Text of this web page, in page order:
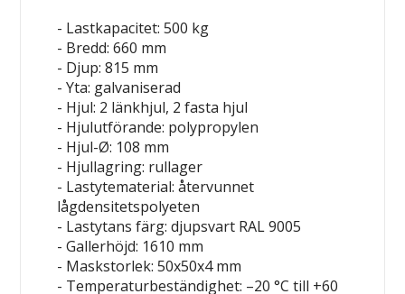
- Lastkapacitet: 500 kg
- Bredd: 660 mm
- Djup: 815 mm
- Yta: galvaniserad
- Hjul: 2 länkhjul, 2 fasta hjul
- Hjulutförande: polypropylen
- Hjul-Ø: 108 mm
- Hjullagring: rullager
- Lastytematerial: återvunnet
lågdensitetspolyeten
- Lastytans färg: djupsvart RAL 9005
- Gallerhöjd: 1610 mm
- Maskstorlek: 50x50x4 mm
- Temperaturbeständighet: –20 °C till +60